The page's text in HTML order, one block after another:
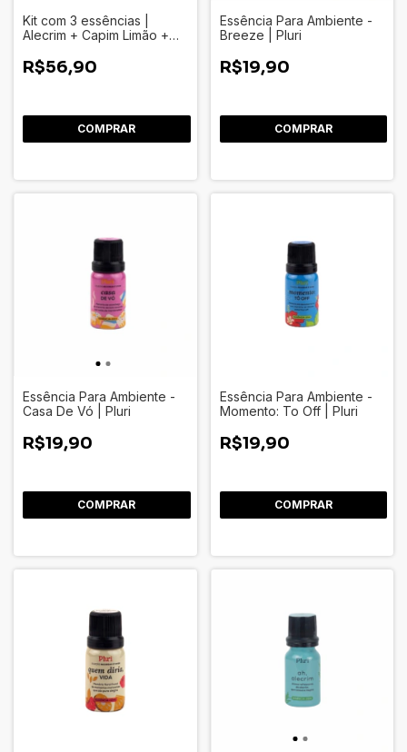
Kit com 3 essências |
Alecrim + Capim Limão +
R$56,90
Essência Para Ambiente -
Breeze | Pluri
R$19,90
Essência Para Ambiente -
Casa De Vó | Pluri
R$19,90
Essência Para Ambiente -
Momento: To Off | Pluri
R$19,90